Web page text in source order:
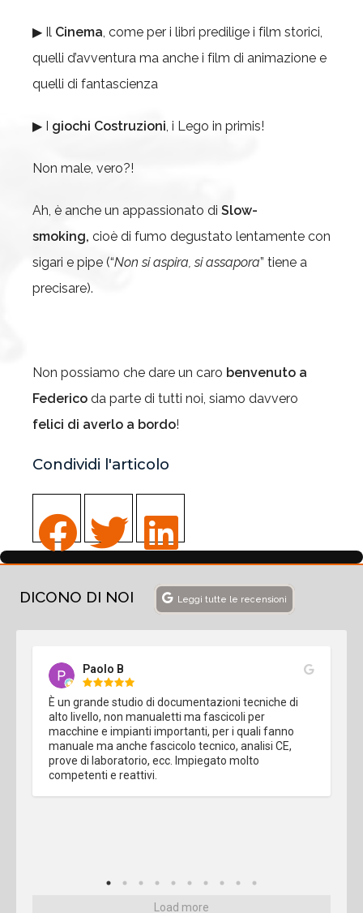
▶ Il Cinema, come per i libri predilige i film storici,
quelli d’avventura ma anche i film di animazione e
quelli di fantascienza
▶ I giochi Costruzioni, i Lego in primis!
Non male, vero?!
Ah, è anche un appassionato di Slow-
smoking, cioè di fumo degustato lentamente con
sigari e pipe (“Non si aspira, si assapora” tiene a
precisare).
Non possiamo che dare un caro benvenuto a
Federico da parte di tutti noi, siamo davvero
felici di averlo a bordo!
Condividi l'articolo
DICONO DI NOI Leggi tutte le recensioni
Paolo B
È un grande studio di documentazioni tecniche di
alto livello, non manualetti ma fascicoli per
macchine e impianti importanti, per i quali fanno
manuale ma anche fascicolo tecnico, analisi CE,
prove di laboratorio, ecc. Impiegato molto
competenti e reattivi.
Load more